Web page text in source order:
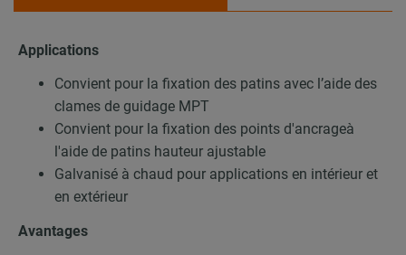
Applications
Convient pour la fixation des patins avec l’aide des
clames de guidage MPT
Convient pour la fixation des points d'ancrageà
l'aide de patins hauteur ajustable
Galvanisé à chaud pour applications en intérieur et
en extérieur
Avantages